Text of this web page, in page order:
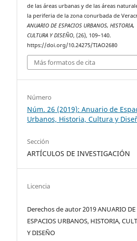
de las áreas urbanas y de las áreas
la periferia de la zona conurbada de
ANUARIO DE ESPACIOS URBANOS, HISTORIA,
CULTURA Y DISEÑO, (26), 109–140.
https://doi.org/10.24275/TIAO2680
Más formatos de cita
Número
Núm. 26 (2019): Anuario de
Urbanos, Historia, Cultura y
Sección
ARTÍCULOS DE INVESTIGACIÓN
Licencia
Derechos de autor 2019 ANUARIO DE
ESPACIOS URBANOS, HISTORIA,
Y DISEÑO